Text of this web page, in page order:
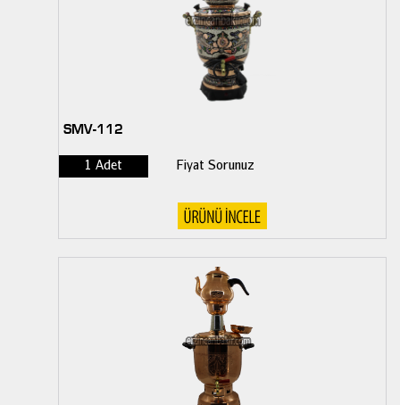
SMV-112
1 Adet Fiyat Sorunuz